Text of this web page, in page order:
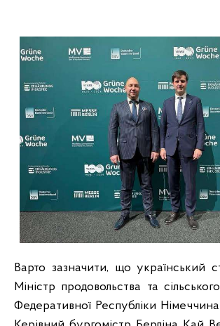
Варто зазначити, що український
Міністр продовольства та
Федеративної Республіки